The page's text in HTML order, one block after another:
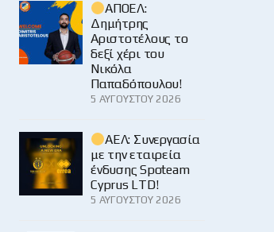
ΑΠΟΕΛ:
Δημήτρης
Αριστοτέλους το
δεξί χέρι του
Νικόλα
Παπαδόπουλου!
5 ΑΥΓΟΎΣΤΟΥ 2026
ΑΕΛ: Συνεργασία
με την εταιρεία
ένδυσης Spoteam
Cyprus LTD!
5 ΑΥΓΟΎΣΤΟΥ 2026